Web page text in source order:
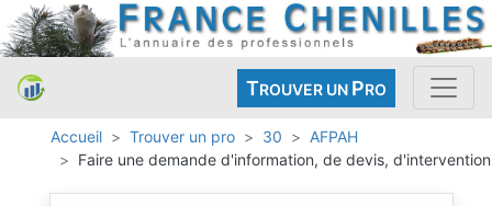
TROUVER UN PRO
Accueil Trouver un pro 30
AFPAH
Faire une demande d'information, de devis, d'intervention